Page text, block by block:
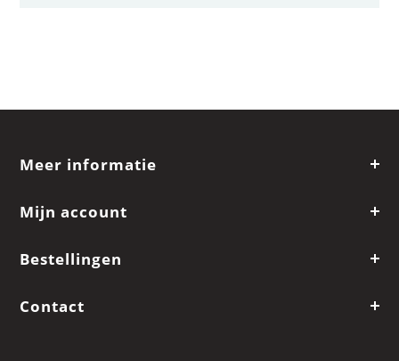
Meer informatie
Mijn account
Bestellingen
Contact